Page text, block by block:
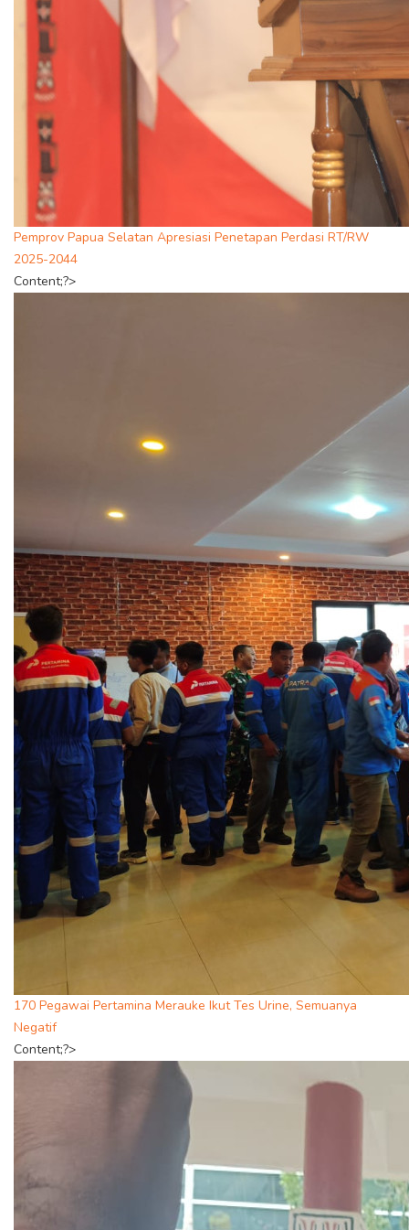
Pemprov Papua Selatan Apresiasi Penetapan Perdasi RT/RW
2025-2044
Content;?>
170 Pegawai Pertamina Merauke Ikut Tes Urine, Semuanya
Negatif
Content;?>